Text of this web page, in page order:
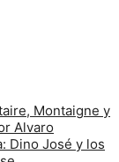
Montaigne y
Alvaro
Dino José y los